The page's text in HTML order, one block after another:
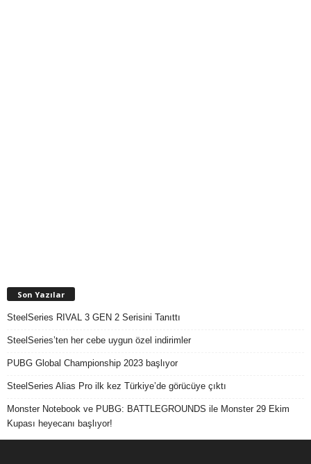
Son Yazılar
SteelSeries RIVAL 3 GEN 2 Serisini Tanıttı
SteelSeries’ten her cebe uygun özel indirimler
PUBG Global Championship 2023 başlıyor
SteelSeries Alias Pro ilk kez Türkiye’de görücüye çıktı
Monster Notebook ve PUBG: BATTLEGROUNDS ile Monster 29 Ekim
Kupası heyecanı başlıyor!